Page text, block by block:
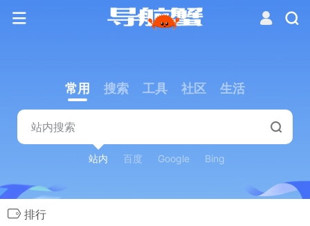
常用 搜索 工具 社区 生活
站内 百度 Google Bing
排行